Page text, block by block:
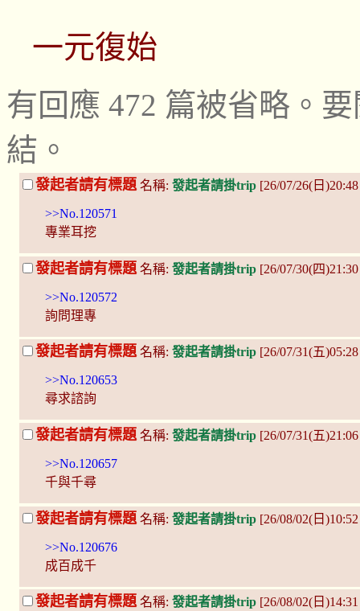
一元復始
有回應 472 篇被省略。
結。
發起者請有標題 名稱: 發起者請掛trip [26/07/26(日
>>No.120571
專業耳挖
發起者請有標題 名稱: 發起者請掛trip [26/07/30(四
>>No.120572
詢問理專
發起者請有標題 名稱: 發起者請掛trip [26/07/31(五
>>No.120653
尋求諮詢
發起者請有標題 名稱: 發起者請掛trip [26/07/31(五
>>No.120657
千與千尋
發起者請有標題 名稱: 發起者請掛trip [26/08/02(日
>>No.120676
成百成千
發起者請有標題 名稱: 發起者請掛trip [26/08/02(日